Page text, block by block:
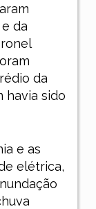
da
da
havia sido
e as
elétrica,